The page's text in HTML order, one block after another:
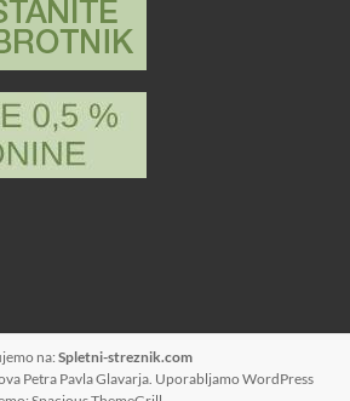
na:Spletni-streznik.com
Petra Pavla Glavarja . UporabljamoWordPress